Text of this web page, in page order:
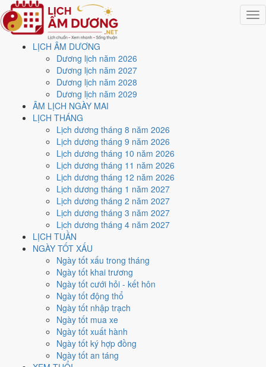
LỊCH ÂM DƯƠNG
Dương lịch năm 2026
Dương lịch năm 2027
Dương lịch năm 2028
Dương lịch năm 2029
ÂM LỊCH NGÀY MAI
LỊCH THÁNG
Lịch dương tháng 8 năm 2026
Lịch dương tháng 9 năm 2026
Lịch dương tháng 10 năm 2026
Lịch dương tháng 11 năm 2026
Lịch dương tháng 12 năm 2026
Lịch dương tháng 1 năm 2027
Lịch dương tháng 2 năm 2027
Lịch dương tháng 3 năm 2027
Lịch dương tháng 4 năm 2027
LỊCH TUẦN
NGÀY TỐT XẤU
Ngày tốt xấu trong tháng
Ngày tốt khai trương
Ngày tốt cưới hỏi - kết hôn
Ngày tốt động thổ
Ngày tốt nhập trạch
Ngày tốt mua xe
Ngày tốt xuất hành
Ngày tốt ký hợp đồng
Ngày tốt an táng
Trang chủ
Lịch năm 1967
Tháng 12/1967
Ngày 24/12/1967 (Nhâm Tuất)
Xem ngày24/12/1967
dương lịch - Ngày 23/11 âm
lịch (Nhâm Tuất) tốt hay
Ngày 24/12/1967 dương lịch (Chủ Nhật) là ngày 23/11/1967 âm
, tức ngày Nhâm Tuất - Chi khắc Can, Trực Khai, Sao Tinh, nạp
âm Đại Hải Thủy. Tổng hòa, đây là
5.7/10cho các việc quan trọng. Giờ Hoàng Đạo trong ngày:
Thìn, Tỵ, Thân, Dậu, Hợi.
Ngày Dương
Tháng 12 năm 1967
Tháng 11 âm năm 1967
Tiết Đông Chí